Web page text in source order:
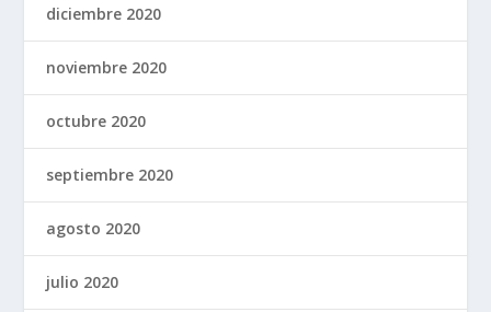
diciembre 2020
noviembre 2020
octubre 2020
septiembre 2020
agosto 2020
julio 2020